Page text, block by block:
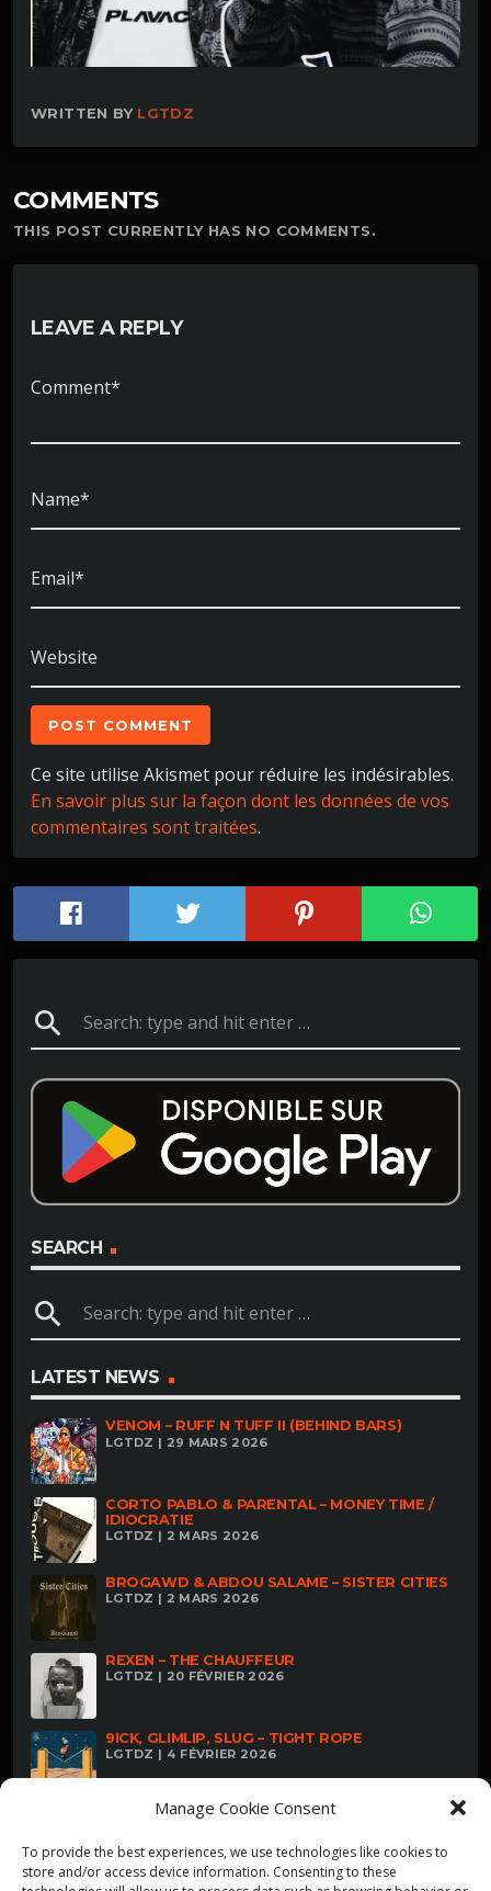
Manage Cookie Consent
To provide the best experiences, we use technologies like cookies to
store and/or access device information. Consenting to these
WRITTEN BY LGTDZ
COMMENTS
THIS POST CURRENTLY HAS NO COMMENTS.
LEAVE A REPLY
Comment*
Name*
Email*
Website
Ce site utilise Akismet pour réduire les indésirables.
En savoir plus sur la façon dont les données de vos
commentaires sont traitées.
search
SEARCH
search
LATEST NEWS
VENOM – RUFF N TUFF II (BEHIND BARS)
LGTDZ | 29 MARS 2026
CORTO PABLO & PARENTAL – MONEY TIME /
IDIOCRATIE
LGTDZ | 2 MARS 2026
BROGAWD & ABDOU SALAME – SISTER CITIES
LGTDZ | 2 MARS 2026
REXEN – THE CHAUFFEUR
LGTDZ | 20 FÉVRIER 2026
9ICK, GLIMLIP, SLUG – TIGHT ROPE
LGTDZ | 4 FÉVRIER 2026